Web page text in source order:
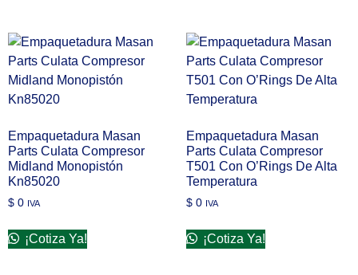
Empaquetadura Masan
Parts Culata Compresor
Midland Monopistón
Kn85020
$ 0 IVA
¡Cotiza Ya!
Empaquetadura Masan
Parts Culata Compresor
T501 Con O’Rings De Alta
Temperatura
$0 IVA
¡Cotiza Ya!